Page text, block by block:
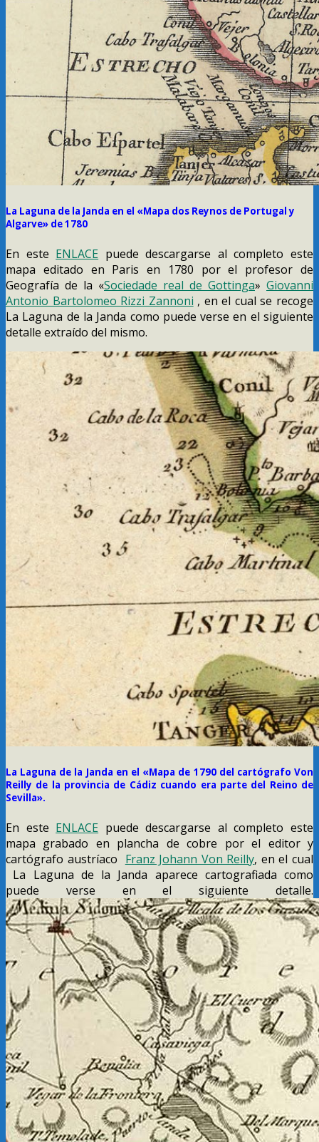
La Laguna de la Janda en el «Mapa dos Reynos de Portugal y
Algarve» de 1780
En este ENLACE puede descargarse al completo este
mapa editado en Paris en 1780 por el profesor de
Geografía de la «Sociedade real de Gottinga» Giovanni
Antonio Bartolomeo Rizzi Zannoni , en el cual se recoge
La Laguna de la Janda como puede verse en el siguiente
detalle extraído del mismo.
La Laguna de la Janda en el «Mapa de 1790 del cartógrafo Von
Reilly de la provincia de Cádiz cuando era parte del Reino de
Sevilla».
En este ENLACE puede descargarse al completo este
mapa grabado en plancha de cobre por el editor y
cartógrafo austríaco Franz Johann Von Reilly, en el cual
La Laguna de la Janda aparece cartografiada como
puede verse en el siguiente detalle.